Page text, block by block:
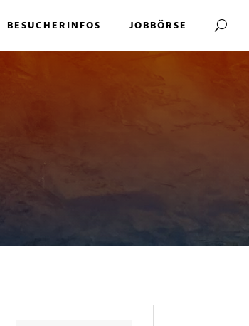
BESUCHERINFOS JOBBÖRSE